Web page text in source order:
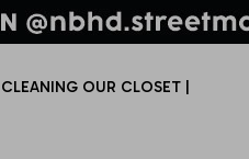
| CLEANING OUR CLOSET |